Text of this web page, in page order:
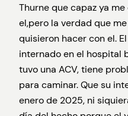
Thurne que capaz ya
el,pero la verdad que
quisieron hacer con el.
internado en el hospital
tuvo una ACV, tiene
para caminar. Que su
enero de 2025, ni